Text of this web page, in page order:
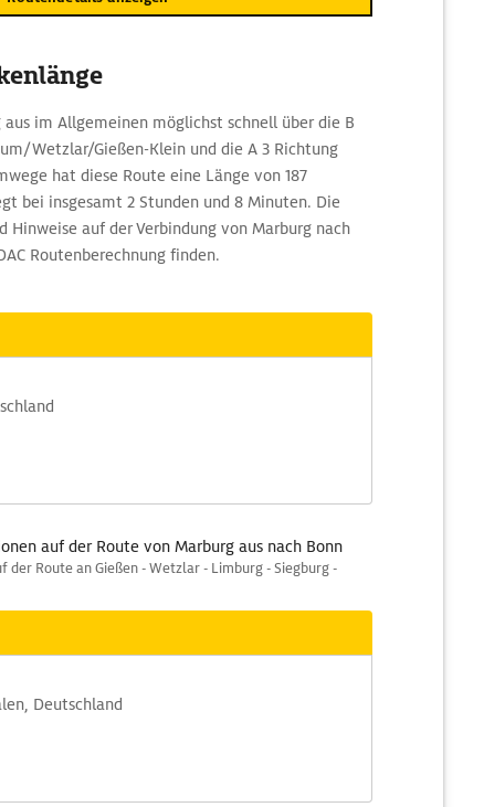
im Allgemeinen möglichst schnell über die B
Wetzlar/Gießen-Klein und die A 3 Richtung
hat diese Route eine Länge von 187
bei insgesamt 2 Stunden und 8 Minuten. Die
Hinweise auf der Verbindung von Marburg nach
Routenberechnung finden.
auf der Route von Marburg aus nach Bonn
der Route an Gießen - Wetzlar - Limburg - Siegburg -
Deutschland